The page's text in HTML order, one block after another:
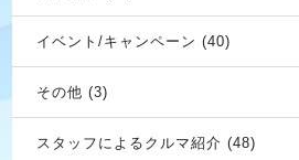
イベント/キャンペーン (40)
その他 (3)
スタッフによるクルマ紹介 (48)